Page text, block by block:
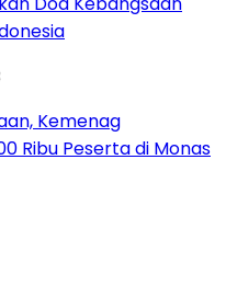
Kemenag
Ribu Peserta di Monas